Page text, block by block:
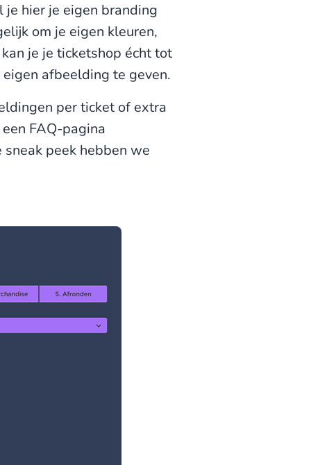
hier je eigen branding
om je eigen kleuren,
je je ticketshop écht tot
afbeelding te geven.
per ticket of extra
FAQ-pagina
peek hebben we